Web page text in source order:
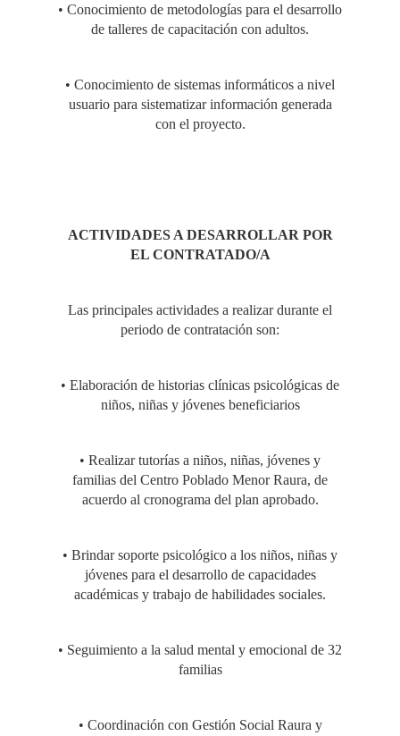
• Conocimiento de metodologías para el desarrollo
de talleres de capacitación con adultos.
• Conocimiento de sistemas informáticos a nivel
usuario para sistematizar información generada
con el proyecto.
ACTIVIDADES A DESARROLLAR POR
EL CONTRATADO/A
Las principales actividades a realizar durante el
periodo de contratación son:
• Elaboración de historias clínicas psicológicas de
niños, niñas y jóvenes beneficiarios
• Realizar tutorías a niños, niñas, jóvenes y
familias del Centro Poblado Menor Raura, de
acuerdo al cronograma del plan aprobado.
• Brindar soporte psicológico a los niños, niñas y
jóvenes para el desarrollo de capacidades
académicas y trabajo de habilidades sociales.
• Seguimiento a la salud mental y emocional de 32
familias
• Coordinación con Gestión Social Raura y